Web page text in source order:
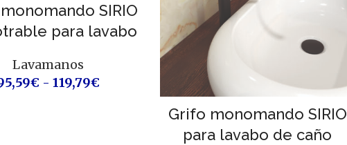
SIRIO
para lavabo
Lavamanos
€ - 119,79€
Grifo monomando SIRIO
para lavabo de caño